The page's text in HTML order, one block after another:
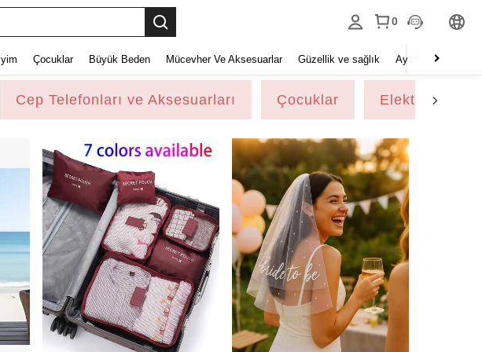
0
Çocuklar Büyük Beden Mücevher Ve Aksesuarlar Güzellik ve sağlık Ayakkabı
Cep Telefonları ve Aksesuarları Çocuklar Elektronik